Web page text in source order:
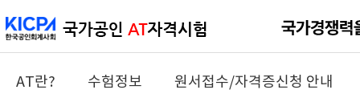
AT란? 수험정보 원서접수/자격증신청 안내